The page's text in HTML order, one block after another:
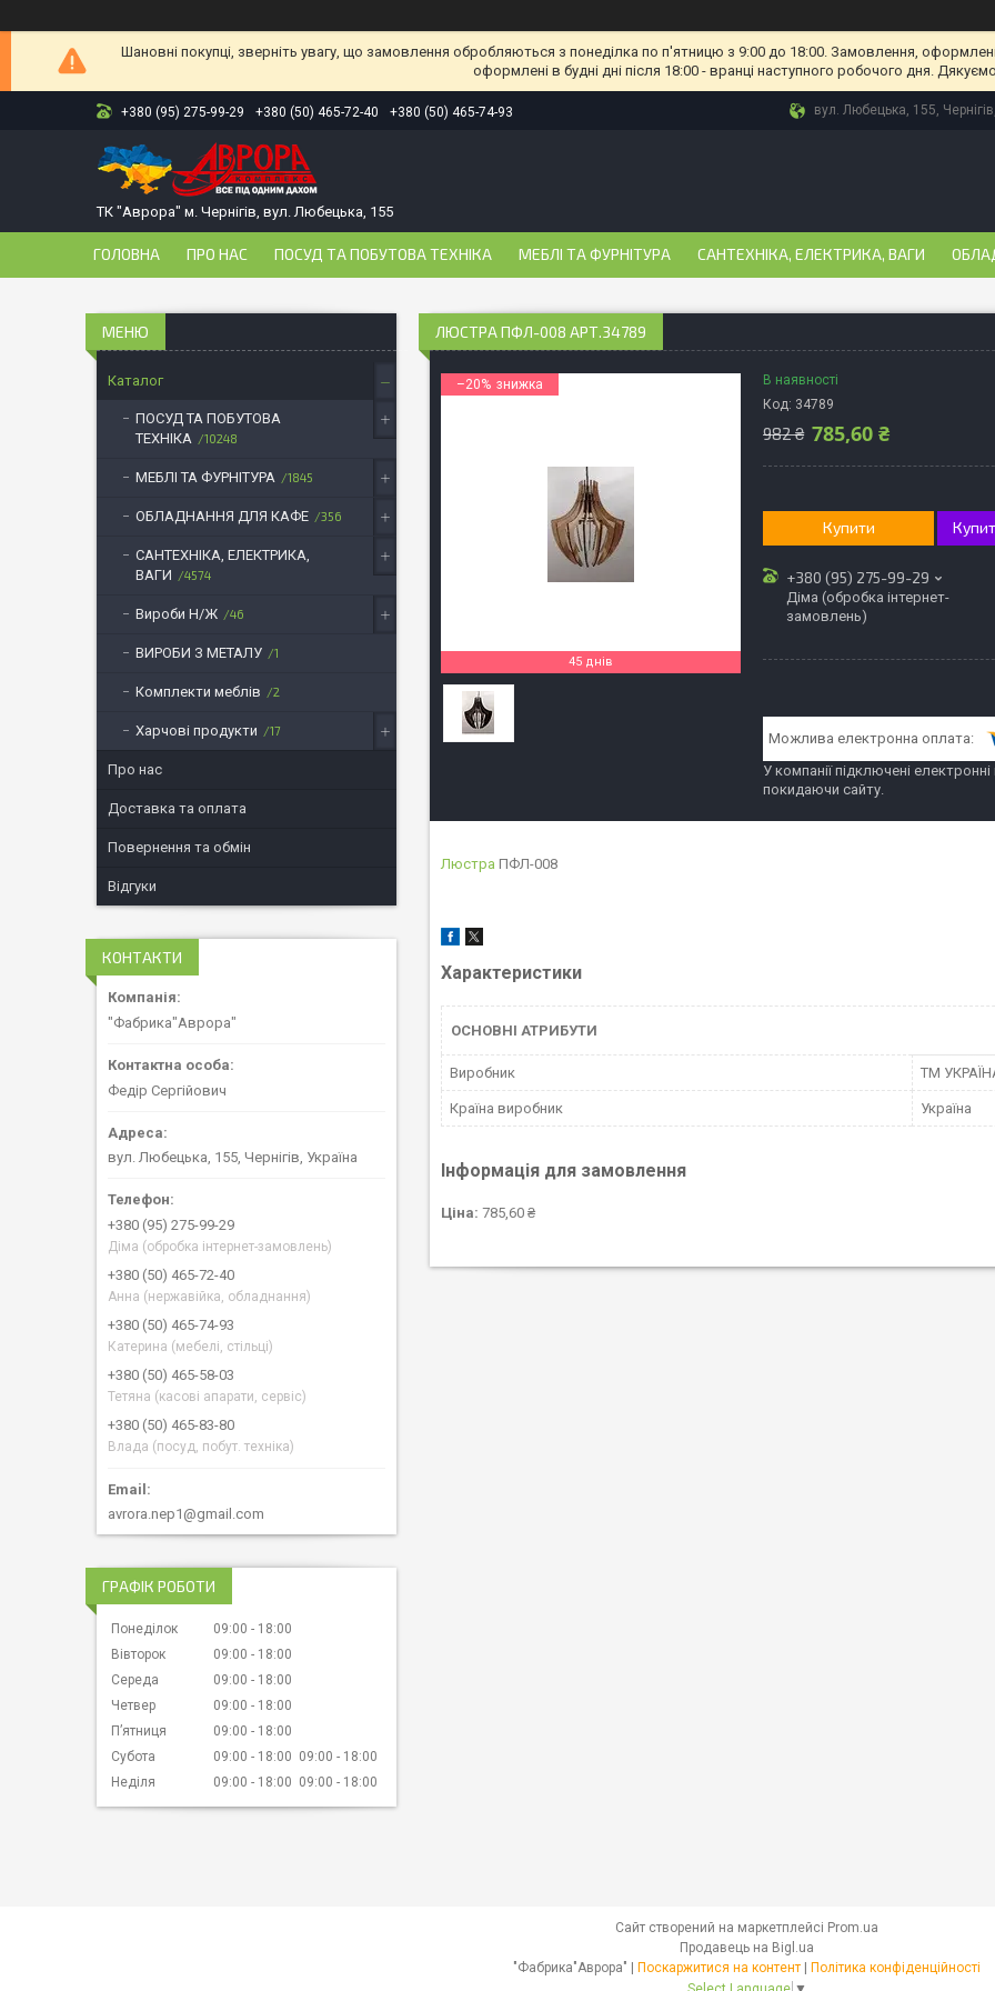
Шановні покупці, зверніть увагу, що замовлення обробляються з понеділка по п'ятницю з 9:00 до 18:00. Замовлення,
оформлені в будні дні після 18:00 - вранці наступного робочого дня.
+380 (95) 275-99-29 +380 (50) 465-72-40 +380 (50) 465-74-93 вул. Любецька, 155,
ТК "Аврора" м. Чернігів, вул. Любецька, 155
ГОЛОВНА ПРО НАС ПОСУД ТА ПОБУТОВА ТЕХНІКА МЕБЛІ ТА ФУРНІТУРА САНТЕХНІКА, ЕЛЕКТРИКА, ВАГИ
ЛЮСТРА ПФЛ-008 АРТ.34789
–20%
45 днів
В наявності
Код: 34789
982 ₴ 785,60 ₴
Купити
+380 (95) 275-99-29
Діма (обробка інтернет-
замовлень)
У компанії підключені
покидаючи сайту.
Люстра ПФЛ-008
Характеристики
ОСНОВНІ АТРИБУТИ
Виробник ТМ
Країна виробник Україна
Інформація для замовлення
Ціна: 785,60 ₴
Каталог
ПОСУД ТА ПОБУТОВА
ТЕХНІКА
10248
МЕБЛІ ТА ФУРНІТУРА 1845
ОБЛАДНАННЯ ДЛЯ КАФЕ 356
САНТЕХНІКА, ЕЛЕКТРИКА,
ВАГИ
4574
Вироби Н/Ж 46
ВИРОБИ З МЕТАЛУ 1
Комплекти меблів 2
Харчові продукти 17
Про нас
Доставка та оплата
Повернення та обмін
Відгуки
КОНТАКТИ
"Фабрика"Аврора"
Федір Сергійович
вул. Любецька, 155, Чернігів, Україна
+380 (95) 275-99-29
Діма (обробка інтернет-замовлень)
+380 (50) 465-72-40
Анна (нержавійка, обладнання)
+380 (50) 465-74-93
Катерина (мебелі, стільці)
+380 (50) 465-58-03
Тетяна (касові апарати, сервіс)
+380 (50) 465-83-80
Влада (посуд, побут. техніка)
avrora.nep1@gmail.com
ГРАФІК РОБОТИ
Понеділок 09:00
18:00
Вівторок
09:00
18:00
Середа
09:00
18:00
Четвер
09:00
18:00
Пʼятниця
09:00
18:00
Субота
09:00 18:00 09:00
18:00
Неділя
09:00 18:00 09:00 18:00
Сайт створений на маркетплейсі Prom.ua
Продавець на Bigl.ua
Поскаржитися на контент
Політика конфіденційності